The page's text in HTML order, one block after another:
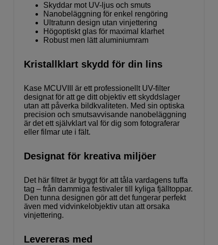
Skyddar mot UV-ljus och smuts
Nanobeläggning för enkel rengöring
Ultratunn design utan vinjettering
Högoptiskt glas för maximal klarhet
Robust men lätt aluminiumram
Kristallklart skydd för din lins
Kase MCUVIII är ett professionellt UV-filter
designat för att ge ditt objektiv ett skyddslager
utan att påverka bildkvaliteten. Med sin optiska
precision och smutsavvisande nanobeläggning
är det ett självklart val för dig som fotograferar
eller filmar ute i fält.
Designat för kreativa miljöer
Det här filtret är byggt för att tåla vardagens tuffa
tag – från dammiga festivaler till kyliga fjälltoppar.
Den tunna designen gör att det fungerar perfekt
även med vidvinkelobjektiv utan att orsaka
vinjettering.
Levereras med